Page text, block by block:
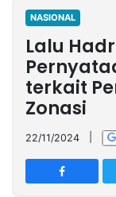
Nasional
International
Olahraga
Entertainment
Daerah
Pariwisata
Kuliner
Kolom
Network
PT
TREETAN
MULTIMEDIA
INDONESIA
NASIONAL
Lalu
terkait
Zonasi
22/11/2024